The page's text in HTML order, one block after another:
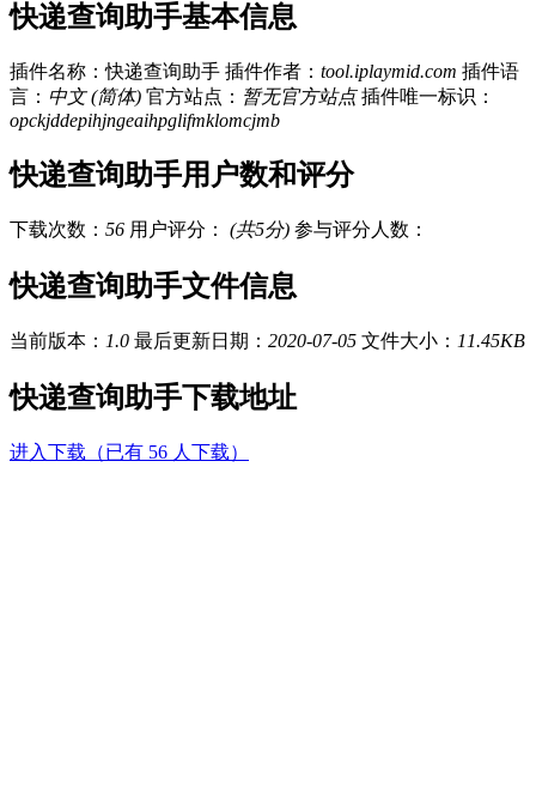
快递查询助手基本信息
插件名称：快递查询助手 插件作者： tool.iplaymid.com 插件语
言： 中文 (简体) 官方站点： 暂无官方站点 插件唯一标识：
opckjddepihjngeaihpglifmklomcjmb
快递查询助手用户数和评分
下载次数： 56 用户评分： (共5分) 参与评分人数：
快递查询助手文件信息
当前版本： 1.0 最后更新日期： 2020-07-05 文件大小： 11.45KB
快递查询助手下载地址
进入下载（已有 56 人下载）